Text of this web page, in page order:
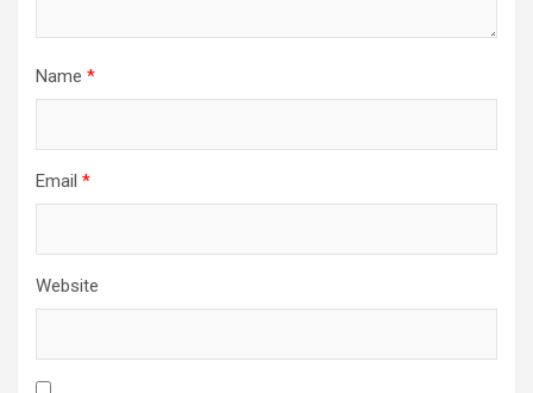
Name *
Email *
Website